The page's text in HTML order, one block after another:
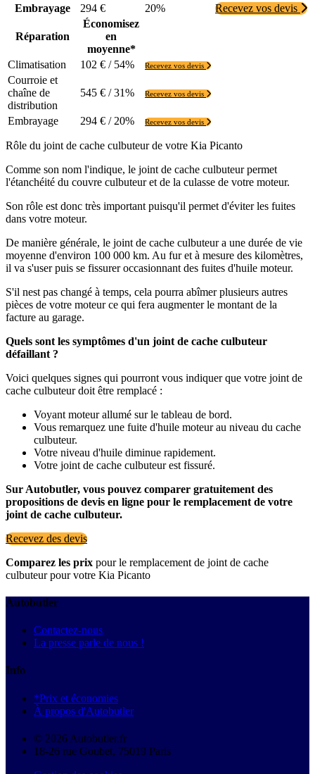
Embrayage 294 € 20% Recevez vos devis
Réparation
Économisez
en
moyenne*
Climatisation
102 € / 54% Recevez vos devis
Courroie et
chaîne de
distribution
545 € / 31% Recevez vos devis
Embrayage 294 € / 20% Recevez vos devis
Rôle du joint de cache culbuteur de votre Kia Picanto
Comme son nom l'indique, le joint de cache culbuteur permet
l'étanchéité du couvre culbuteur et de la culasse de votre moteur.
Son rôle est donc très important puisqu'il permet d'éviter les fuites
dans votre moteur.
De manière générale, le joint de cache culbuteur a une durée de vie
moyenne d'environ 100 000 km. Au fur et à mesure des kilomètres,
il va s'user puis se fissurer occasionnant des fuites d'huile moteur.
S'il nest pas changé à temps, cela pourra abîmer plusieurs autres
pièces de votre moteur ce qui fera augmenter le montant de la
facture au garage.
Quels sont les symptômes d'un joint de cache culbuteur
défaillant ?
Voici quelques signes qui pourront vous indiquer que votre joint de
cache culbuteur doit être remplacé :
Voyant moteur allumé sur le tableau de bord.
Vous remarquez une fuite d'huile moteur au niveau du cache
culbuteur.
Votre niveau d'huile diminue rapidement.
Votre joint de cache culbuteur est fissuré.
Sur Autobutler, vous pouvez comparer gratuitement des
propositions de devis en ligne pour le remplacement de votre
joint de cache culbuteur.
Recevez des devis
Comparez les prix pour le remplacement de joint de cache
culbuteur pour votre Kia Picanto
Autobutler
Contactez-nous
La presse parle de nous !
Info
*Prix et économies
À propos d'Autobutler
© 2026 Autobutler.fr
18-26 rue Goubet, 75019 Paris